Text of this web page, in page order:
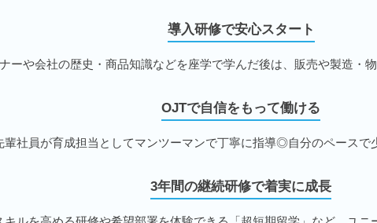
導入研修で安心スタート
ーや会社の歴史・商品知識などを座学で学んだ後は、販売や製造・
OJTで自信をもって働ける
輩社員が育成担当としてマンツーマンで丁寧に指導◎自分のペースで
3年間の継続研修で着実に成長